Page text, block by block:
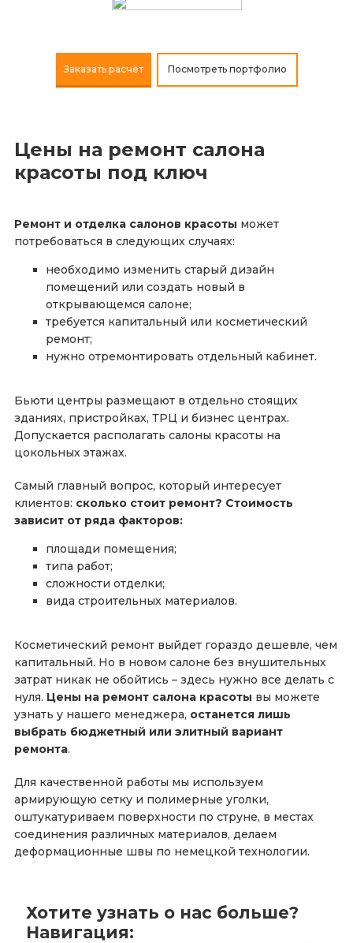
Заказать расчёт Посмотреть портфолио
Цены на ремонт салона
красоты под ключ
Ремонт и отделка салонов красоты может
потребоваться в следующих случаях:
необходимо изменить старый дизайн
помещений или создать новый в
открывающемся салоне;
требуется капитальный или косметический
ремонт;
нужно отремонтировать отдельный кабинет.
Бьюти центры размещают в отдельно стоящих
зданиях, пристройках, ТРЦ и бизнес центрах.
Допускается располагать салоны красоты на
цокольных этажах.
Самый главный вопрос, который интересует
клиентов: сколько стоит ремонт? Стоимость
зависит от ряда факторов:
площади помещения;
типа работ;
сложности отделки;
вида строительных материалов.
Косметический ремонт выйдет гораздо дешевле, чем
капитальный. Но в новом салоне без внушительных
затрат никак не обойтись – здесь нужно все делать с
нуля. Цены на ремонт салона красоты вы можете
узнать у нашего менеджера, останется лишь
выбрать бюджетный или элитный вариант
ремонта.
Для качественной работы мы используем
армирующую сетку и полимерные уголки,
оштукатуриваем поверхности по струне, в местах
соединения различных материалов, делаем
деформационные швы по немецкой технологии.
Хотите узнать о нас больше?
Навигация: